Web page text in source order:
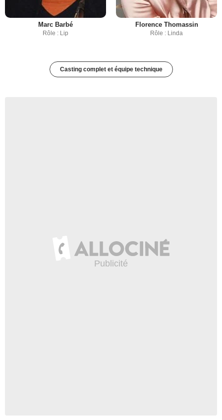
Marc Barbé
Rôle : Lip
Florence Thomassin
Rôle : Linda
Casting complet et équipe technique